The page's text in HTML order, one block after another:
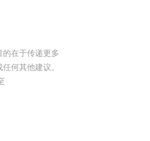
的在于传递更多
何其他建议。